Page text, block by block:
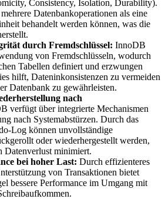
Consistency, Isolation, Durability).
Datenbankoperationen als eine
behandelt werden können, was die
durch Fremdschlüssel: InnoDB
von Fremdschlüsseln, wodurch
Tabellen definiert und erzwungen
hilft, Dateninkonsistenzen zu vermeiden
Datenbank zu gewährleisten.
nach
verfügt über integrierte Mechanismen
nach Systemabstürzen. Durch das
Log können unvollständige
oder wiederhergestellt werden,
Datenverlust minimiert.
bei hoher Last: Durch effizienteres
von Transaktionen bietet
bessere Performance im Umgang mit